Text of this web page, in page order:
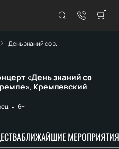
День знаний со з...
«День знаний со
Кремлевский
6+
БЛИЖАЙШИЕ МЕРОПРИЯТИЯ